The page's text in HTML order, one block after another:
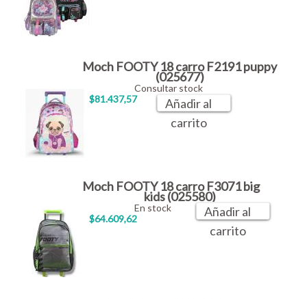
Moch FOOTY 18 carro F2191 puppy
(025677)
$81.437,57
Consultar stock
Añadir al
carrito
Moch FOOTY 18 carro F3071 big
kids (025580)
$64.609,62
En stock
Añadir al
carrito